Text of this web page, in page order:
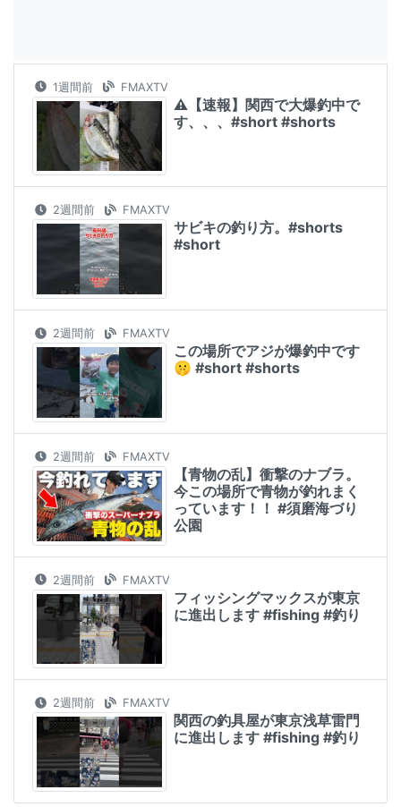
1週間前 FMAXTV
⚠️【速報】関西で大爆釣中で
す、、、#short #shorts
2週間前 FMAXTV
サビキの釣り方。#shorts
#short
2週間前 FMAXTV
この場所でアジが爆釣中です
🤫 #short #shorts
2週間前 FMAXTV
【青物の乱】衝撃のナブラ。
今この場所で青物が釣れまく
っています！！ #須磨海づり
公園
2週間前 FMAXTV
フィッシングマックスが東京
に進出します #fishing #釣り
2週間前 FMAXTV
関西の釣具屋が東京浅草雷門
に進出します #fishing #釣り